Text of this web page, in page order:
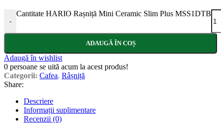
-
Cantitate HARIO Rașniță Mini Ceramic Slim Plus MSS1DTB
ADAUGĂ ÎN COȘ
Adaugă în wishlist
0 persoane se uită acum la acest produs!
Categorii: Cafea, Râșniță
Share:
Descriere
Informații suplimentare
Recenzii (0)